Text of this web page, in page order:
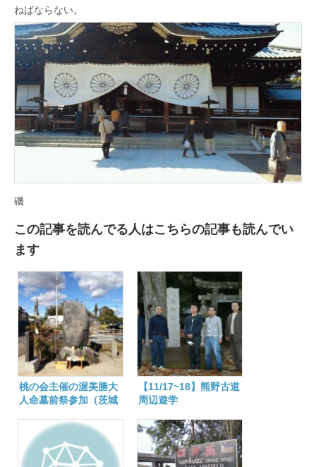
ねばならない。
磯
この記事を読んでる人はこちらの記事も読んでい
ます
桃の会主催の渥美勝大
人命墓前祭参加（茨城
【11/17~18】熊野古道
周辺遊学